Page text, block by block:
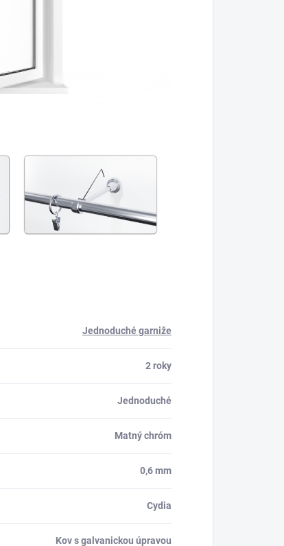
Jednoduché garniže
2 roky
Jednoduché
Matný chróm
0,6 mm
Cydia
Kov s galvanickou úpravou